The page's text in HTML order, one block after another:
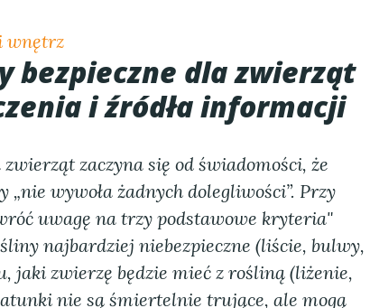
wnętrz
bezpieczne dla zwierząt
i źródła informacji
zaczyna się od świadomości, że
„nie wywoła żadnych dolegliwości”. Przy
uwagę na trzy podstawowe kryteria"
najbardziej niebezpieczne (liście, bulwy,
jaki zwierzę będzie mieć z rośliną (liżenie,
nie są śmiertelnie trujące, ale mogą